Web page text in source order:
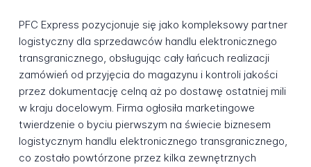
PFC Express pozycjonuje się jako kompleksowy partner
logistyczny dla sprzedawców handlu elektronicznego
transgranicznego, obsługując cały łańcuch realizacji
zamówień od przyjęcia do magazynu i kontroli jakości
przez dokumentację celną aż po dostawę ostatniej mili
w kraju docelowym. Firma ogłosiła marketingowe
twierdzenie o byciu pierwszym na świecie biznesem
logistycznym handlu elektronicznego transgranicznego,
co zostało powtórzone przez kilka zewnętrznych